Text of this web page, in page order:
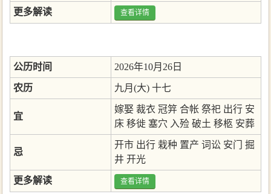
更多解读 查看详情
公历时间 2026年10月26日
农历 九月(大) 十七
宜
嫁娶 裁衣 冠笄 合帐 祭祀 出行 安
床 移徙 塞穴 入殓 破土 移柩 安葬
忌
开市 出行 栽种 置产 词讼 安门
掘
井 开光
更多解读 查看详情